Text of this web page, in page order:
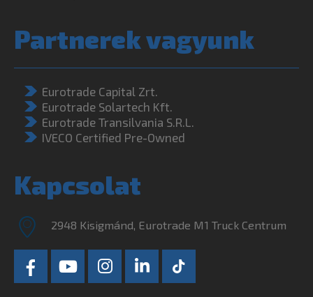
Partnerek vagyunk
Eurotrade Capital Zrt.
Eurotrade Solartech Kft.
Eurotrade Transilvania S.R.L.
IVECO Certified Pre-Owned
Kapcsolat
2948 Kisigmánd, Eurotrade M1 Truck Centrum